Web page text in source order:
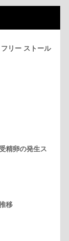
リー ストール
精卵の発生ス
移